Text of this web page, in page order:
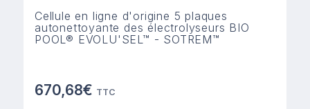
Cellule en ligne d'origine 5 plaques
autonettoyante des électrolyseurs BIO
POOL® EVOLU'SEL™ - SOTREM™
670,68€ TTC